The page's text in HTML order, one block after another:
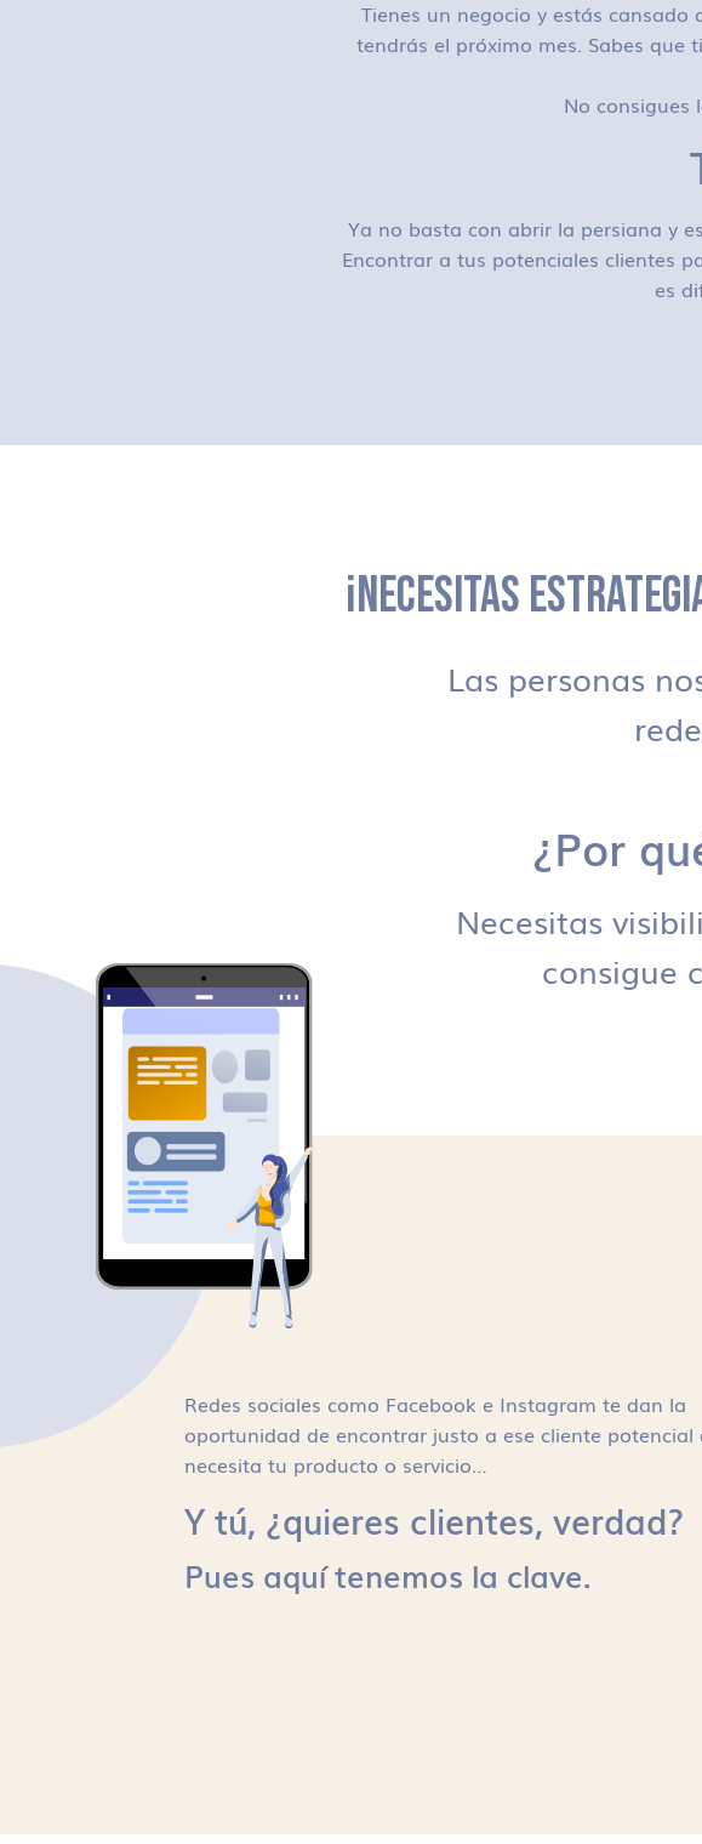
Tienes un negocio y estás
tendrás el próximo mes. Sabes que
No consigues
Ya no basta con abrir la persiana y
Encontrar a tus potenciales clientes
es
¡NECESITAS
Las personas
¿Por
Necesitas
consigue
Redes sociales como Facebook e Instagram te dan la
oportunidad de encontrar justo a ese cliente potencial
necesita tu producto o servicio…
Y tú, ¿quieres clientes, verdad?
Pues aquí tenemos la clave.